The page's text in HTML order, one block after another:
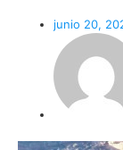
junio 20,